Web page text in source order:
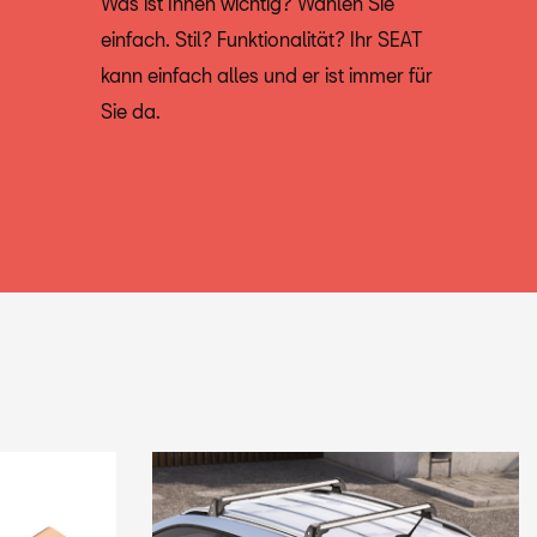
einfach. Stil? Funktionalität? Ihr SEAT
kann einfach alles und er ist immer für
Sie da.